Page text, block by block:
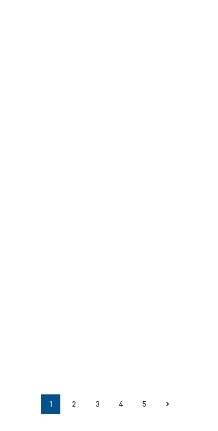
Seite
1
Seite
2
Seite
3
Seite
4
Seite
5